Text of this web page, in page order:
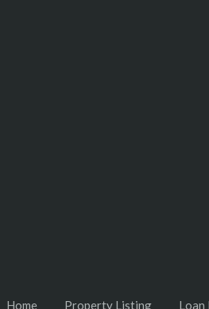
Home Property Listing